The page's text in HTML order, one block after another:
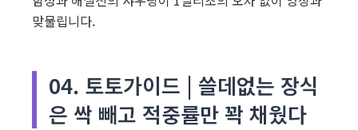
맞물립니다.
04. 토토가이드 | 쓸데없는 장식
은 싹 빼고 적중률만 꽉 채웠다